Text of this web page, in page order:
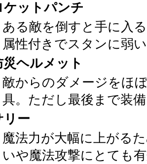
ケットパンチ
ある敵を倒すと手に入
属性付きでスタンに弱
災ヘルメット
敵からのダメージをほ
具。ただし最後まで装
リー
魔法力が大幅に上がる
いや魔法攻撃にとても